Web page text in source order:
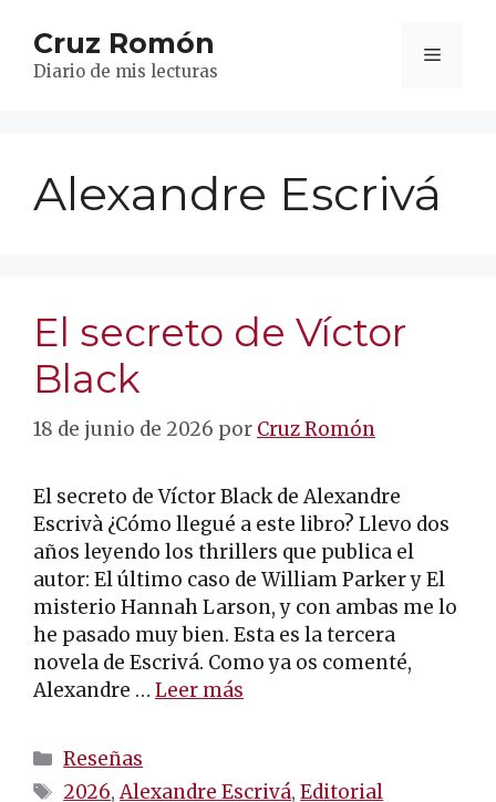
contenido
Cruz Romón
Diario de mis lecturas
Menú
Alexandre Escrivá
El secreto de Víctor
Black
18 de junio de 2026 por Cruz Romón
El secreto de Víctor Black de Alexandre
Escrivà ¿Cómo llegué a este libro? Llevo dos
años leyendo los thrillers que publica el
autor: El último caso de William Parker y El
misterio Hannah Larson, y con ambas me lo
he pasado muy bien. Esta es la tercera
novela de Escrivá. Como ya os comenté,
Alexandre … Leer más
Categorías
Reseñas
Etiquetas
2026,Alexandre Escrivá,Editorial